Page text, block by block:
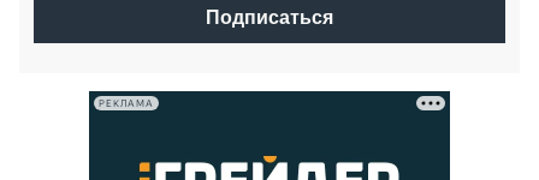
Подписаться
РЕКЛАМА